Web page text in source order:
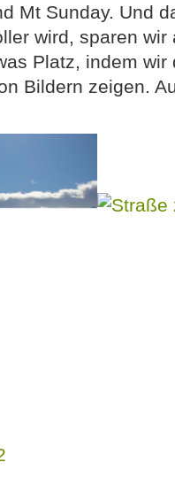
Mt Sunday. Und
wird, sparen wir
Platz, indem wir
Bildern zeigen.